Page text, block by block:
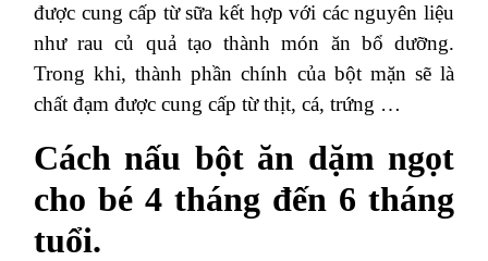
được cung cấp từ sữa kết hợp với các nguyên liệu
như rau củ quả tạo thành món ăn bổ dưỡng.
Trong khi, thành phần chính của bột mặn sẽ là
chất đạm được cung cấp từ thịt, cá, trứng …
Cách nấu bột ăn dặm ngọt
cho bé 4 tháng đến 6 tháng
tuổi.